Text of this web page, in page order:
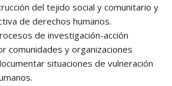
del tejido social y comunitario y
de derechos humanos.
de investigación-acción
comunidades y organizaciones
situaciones de vulneración